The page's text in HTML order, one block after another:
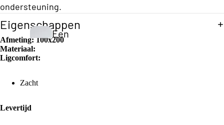
ti
o
dd
en
Eenperso
ons
Budget
Boxsprin
Eenperso
Een
ondersteuning.
Eigenschappen
Afmeting:100x200
Materiaal:
Ligcomfort:
Zacht
Levertijd